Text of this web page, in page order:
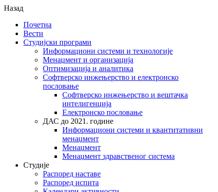
Назад
Почетна
Вести
Студијски програми
Информациони системи и технологије
Менаџмент и организација
Оптимизација и аналитика
Софтверско инжењерство и електронско
пословање
Софтверско инжењерство и вештачка
интелигенција
Електронско пословање
ДАС до 2021. године
Информациони системи и квантитативни
менаџмент
Менаџмент
Менаџмент здравственог система
Студије
Распоред наставе
Распоред испита